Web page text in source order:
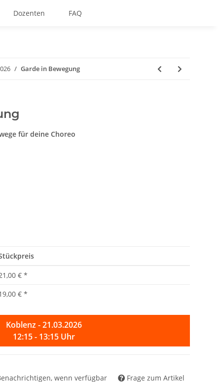
Dozenten FAQ
Garde in Bewegung
für deine Choreo
€ *
€ *
Koblenz - 21.03.2026
12:15 - 13:15 Uhr
wenn verfügbar Frage zum Artikel